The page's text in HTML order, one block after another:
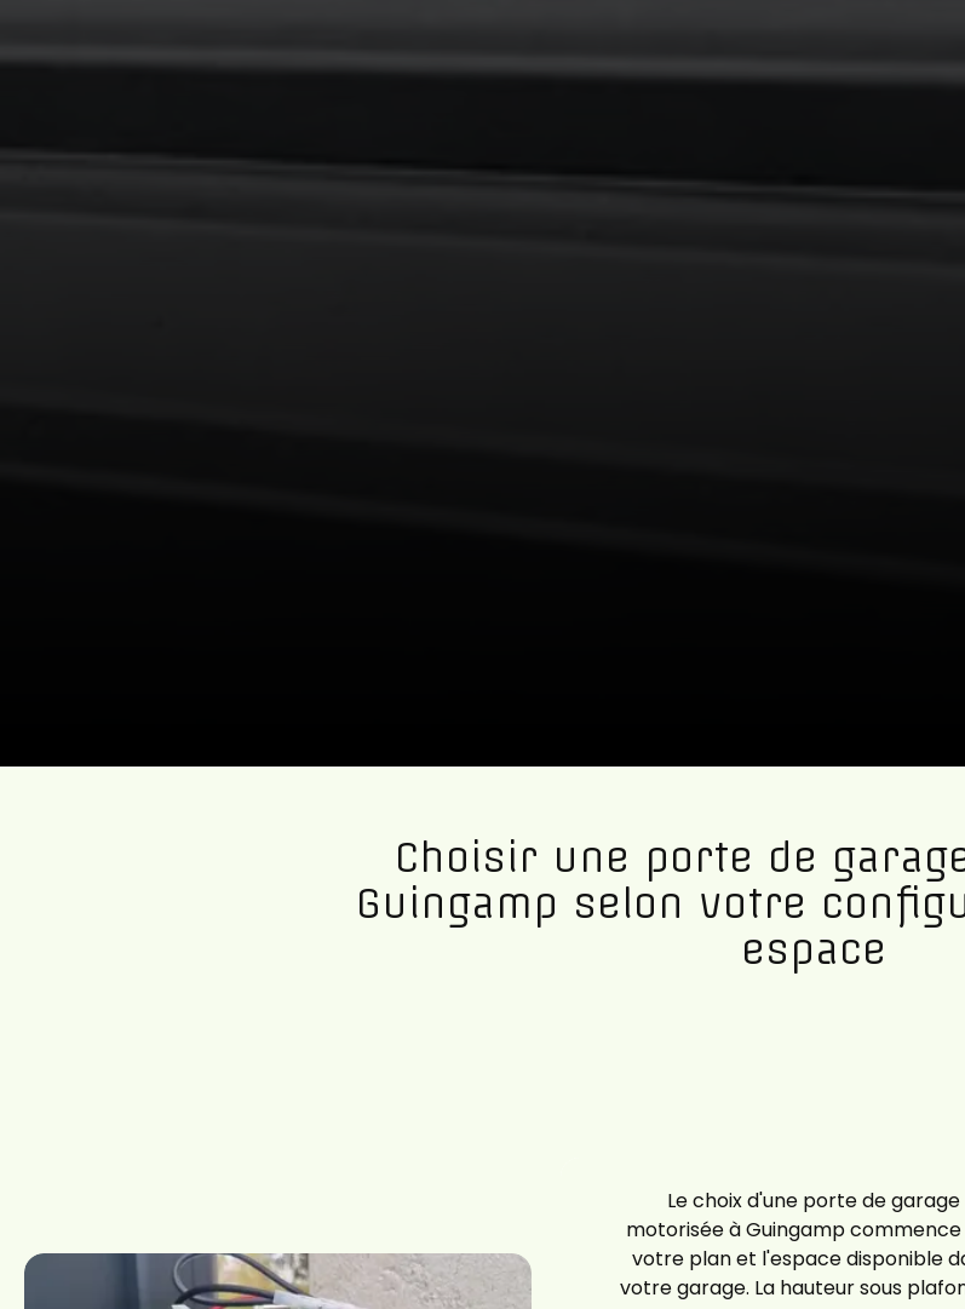
Choisir une porte de
Guingamp selon votre
espace
Le choix d'une porte de garage
motorisée à Guingamp
votre plan et l'espace disponible
votre garage. La hauteur sous